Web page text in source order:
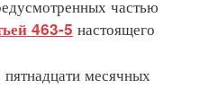
частью
463-5 настоящего
месячных